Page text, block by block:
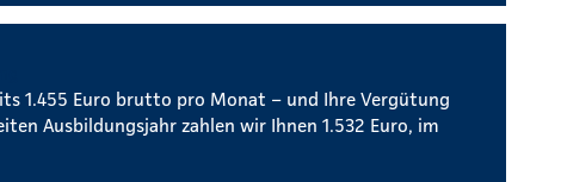
1.455 Euro brutto pro Monat – und Ihre Vergütung
Ausbildungsjahr zahlen wir Ihnen 1.532 Euro, im